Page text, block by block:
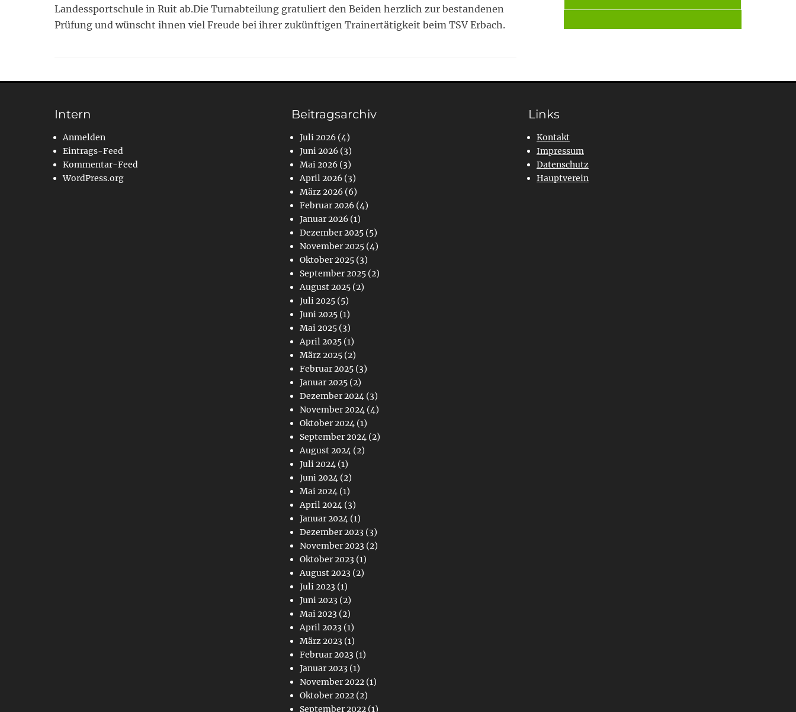
Landessportschule in Ruit ab.Die Turnabteilung gratuliert den Beiden herzlich zur bestandenen
Prüfung und wünscht ihnen viel Freude bei ihrer zukünftigen Trainertätigkeit beim TSV Erbach.
Intern
Anmelden
Eintrags-Feed
Kommentar-Feed
WordPress.org
Beitragsarchiv
Juli 2026(4)
Juni 2026(3)
Mai 2026(3)
April 2026(3)
März 2026(6)
Februar 2026(4)
Januar 2026(1)
Dezember 2025(5)
November 2025(4)
Oktober 2025(3)
September 2025(2)
August 2025(2)
Juli 2025(5)
Juni 2025(1)
Mai 2025(3)
April 2025(1)
März 2025(2)
Februar 2025(3)
Januar 2025(2)
Dezember 2024(3)
November 2024(4)
Oktober 2024(1)
September 2024(2)
August 2024(2)
Juli 2024(1)
Juni 2024(2)
Mai 2024(1)
April 2024(3)
Januar 2024(1)
Dezember 2023(3)
November 2023(2)
Oktober 2023(1)
August 2023(2)
Juli 2023(1)
Juni 2023(2)
Mai 2023(2)
April 2023(1)
März 2023(1)
Februar 2023(1)
Januar 2023(1)
November 2022(1)
Oktober 2022(2)
September 2022(1)
Links
Kontakt
Impressum
Datenschutz
Hauptverein